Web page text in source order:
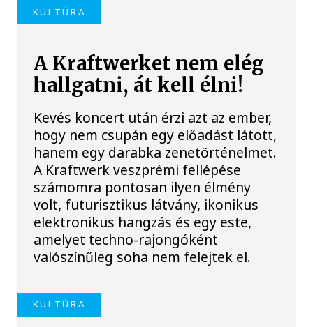
KULTÚRA
A Kraftwerket nem elég
hallgatni, át kell élni!
Kevés koncert után érzi azt az ember,
hogy nem csupán egy előadást látott,
hanem egy darabka zenetörténelmet.
A Kraftwerk veszprémi fellépése
számomra pontosan ilyen élmény
volt, futurisztikus látvány, ikonikus
elektronikus hangzás és egy este,
amelyet techno-rajongóként
valószínűleg soha nem felejtek el.
KULTÚRA